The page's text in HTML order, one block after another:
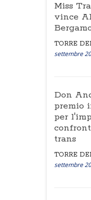
Miss
vince
TORRE
settembre
Don
premio
per
trans
TORRE
settembre